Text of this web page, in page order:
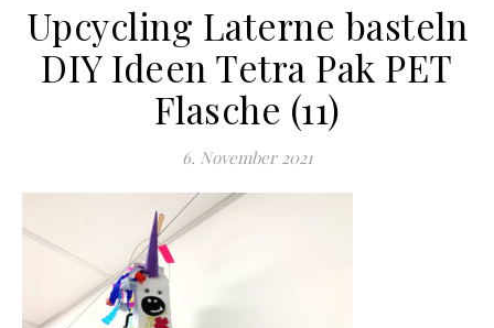
Upcycling Laterne basteln
DIY Ideen Tetra Pak PET
Flasche (11)
6. November 2021